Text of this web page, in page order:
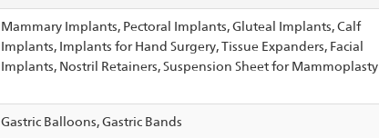
Mammary Implants, Pectoral Implants, Gluteal Implants, Calf
Implants, Implants for Hand Surgery, Tissue Expanders, Facial
Implants, Nostril Retainers, Suspension Sheet for Mammoplasty
Gastric Balloons, Gastric Bands